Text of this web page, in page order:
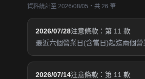
資料統計至 2026/08/05・共 26 筆
2026/07/28注意條款：第 11 款
最近六個營業日(含當日)起迄兩個
2026/07/14注意條款：第 11 款